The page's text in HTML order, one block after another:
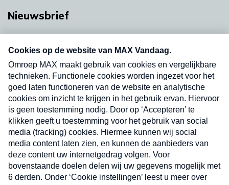
Nieuwsbrief
nieuwsbrief. Elke vrijdag- en dinsdagochtend in
uw mailbox.
Verzend